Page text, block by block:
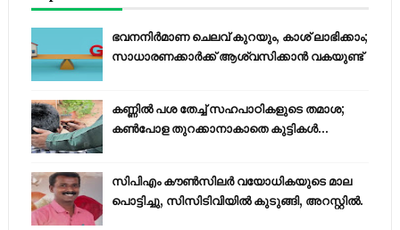
ഭവനനിർമാണ ചെലവ് കുറയും, കാശ് ലാഭിക്കാം;
സാധാരണക്കാർക്ക് ആശ്വസിക്കാൻ വകയുണ്ട്
കണ്ണിൽ പശ തേച്ച് സഹപാഠികളുടെ തമാശ;
കൺപോള തുറക്കാനാകാതെ കുട്ടികൾ...
സിപിഎം കൗണ്‍സിലര്‍ വയോധികയുടെ മാല
പൊട്ടിച്ചു, സിസിടിവിയില്‍ കുടുങ്ങി, അറസ്റ്റില്‍.